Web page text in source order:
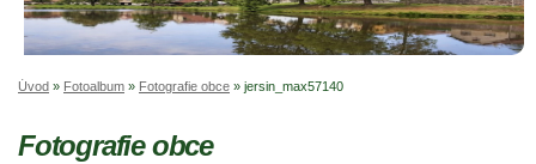
Úvod » Fotoalbum » Fotografie obce » jersin_max57140
Fotografie obce